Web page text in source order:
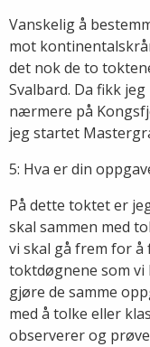
Vanskelig å
mot
det nok de to
Svalbard. Da fikk
nærmere på
jeg startet
5: Hva er din
På dette toktet er
skal sammen med
vi skal gå frem for å
toktdøgnene som vi
gjøre de samme
med å tolke eller
observerer og